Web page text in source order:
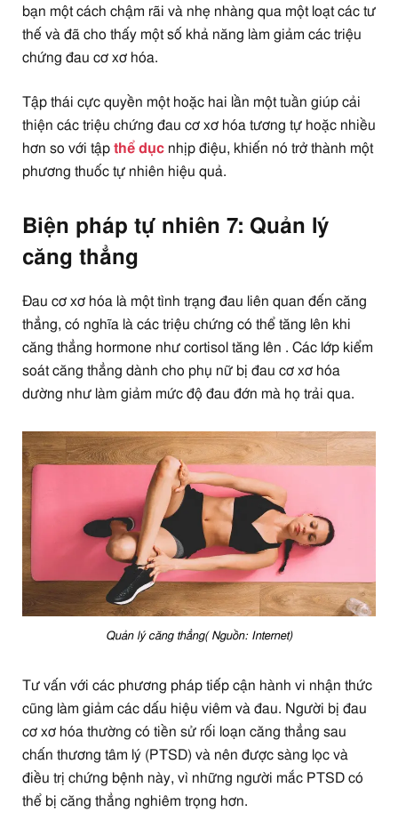
bạn một cách chậm rãi và nhẹ nhàng qua một loạt các tư
thế và đã cho thấy một số khả năng làm giảm các triệu
chứng đau cơ xơ hóa.
Tập thái cực quyền một hoặc hai lần một tuần giúp cải
thiện các triệu chứng đau cơ xơ hóa tương tự hoặc nhiều
hơn so với tập thể dục nhịp điệu, khiến nó trở thành một
phương thuốc tự nhiên hiệu quả.
Biện pháp tự nhiên 7: Quản lý
căng thẳng
Đau cơ xơ hóa là một tình trạng đau liên quan đến căng
thẳng, có nghĩa là các triệu chứng có thể tăng lên khi
căng thẳng hormone như cortisol tăng lên . Các lớp kiểm
soát căng thẳng dành cho phụ nữ bị đau cơ xơ hóa
dường như làm giảm mức độ đau đớn mà họ trải qua.
Quản lý căng thẳng( Nguồn: Internet)
Tư vấn với các phương pháp tiếp cận hành vi nhận thức
cũng làm giảm các dấu hiệu viêm và đau. Người bị đau
cơ xơ hóa thường có tiền sử rối loạn căng thẳng sau
chấn thương tâm lý (PTSD) và nên được sàng lọc và
điều trị chứng bệnh này, vì những người mắc PTSD có
thể bị căng thẳng nghiêm trọng hơn.